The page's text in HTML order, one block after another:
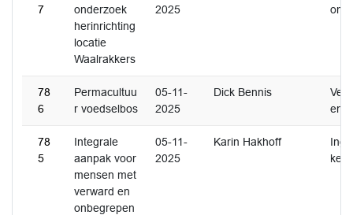
7
onderzoek
herinrichting
locatie
Waalrakkers
2025
78
6
Permacultuu
r voedselbos
05-11-
2025
Dick Bennis
en
78
5
Integrale
aanpak voor
mensen met
verward en
onbegrepen
05-11-
2025
Karin Hakhoff
ken